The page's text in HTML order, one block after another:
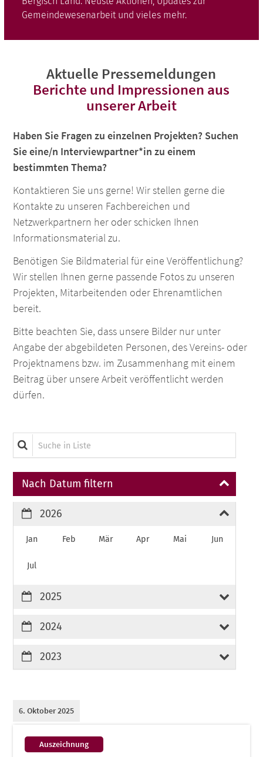
Gemeindewesenarbeit und vieles mehr.
Aktuelle Pressemeldungen
Berichte und Impressionen aus
unserer Arbeit
Haben Sie Fragen zu einzelnen Projekten? Suchen
Sie eine/n Interviewpartner*in zu einem
bestimmten Thema?
Kontaktieren Sie uns gerne! Wir stellen gerne die
Kontakte zu unseren Fachbereichen und
Netzwerkpartnern her oder schicken Ihnen
Informationsmaterial zu.
Benötigen Sie Bildmaterial für eine Veröffentlichung?
Wir stellen Ihnen gerne passende Fotos zu unseren
Projekten, Mitarbeitenden oder Ehrenamtlichen
bereit.
Bitte beachten Sie, dass unsere Bilder nur unter
Angabe der abgebildeten Personen, des Vereins- oder
Projektnamens bzw. im Zusammenhang mit einem
Beitrag über unsere Arbeit veröffentlicht werden
dürfen.
Auszeichnung:
6. Oktober 2025
Suche in Liste
Nach Datum filtern
2026
Jan Feb Mär Apr Mai Jun
Jul
2025
2024
2023